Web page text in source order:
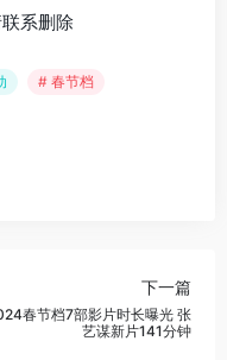
系删除
# 春节档
下一篇
春节档7部影片时长曝光 张
艺谋新片141分钟